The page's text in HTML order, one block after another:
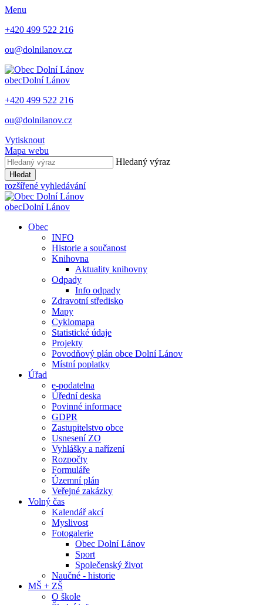
Menu
+420 499 522 216
ou@dolnilanov.cz
obecDolní Lánov
+420 499 522 216
ou@dolnilanov.cz
Vytisknout
Mapa webu
Hledaný výraz
Hledat
rozšířené vyhledávání
obecDolní Lánov
Obec
INFO
Historie a součanost
Knihovna
Aktuality knihovny
Odpady
Info odpady
Zdravotní středisko
Mapy
Cyklomapa
Statistické údaje
Projekty
Povodňový plán obce Dolní Lánov
Místní poplatky
Úřad
e-podatelna
Úřední deska
Povinné informace
GDPR
Zastupitelstvo obce
Usnesení ZO
Vyhlášky a nařízení
Rozpočty
Formuláře
Územní plán
Veřejné zakázky
Volný čas
Kalendář akcí
Myslivost
Fotogalerie
Obec Dolní Lánov
Sport
Společenský život
Naučné - historie
MŠ + ZŠ
O škole